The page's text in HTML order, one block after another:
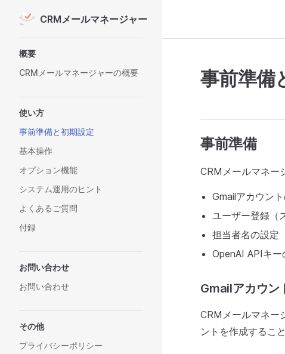
Skip to content
CRMメールマネージャー
概要
CRMメールマネージャーの概要
使い方
事前準備と初期設定
基本操作
オプション機能
システム運用のヒント
よくあるご質問
付録
お問い合わせ
お問い合わせ
その他
プライバシーポリシー
事前準備
事前準備
CRMメールマネー
Gmailアカウン
ユーザー登録（
担当者名の設定
OpenAI APIキー
Gmailアカウン
CRMメールマネー
ントを作成するこ